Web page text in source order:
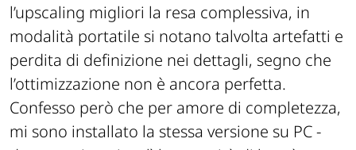
l’upscaling migliori la resa complessiva, in
modalità portatile si notano talvolta artefatti e
perdita di definizione nei dettagli, segno che
l’ottimizzazione non è ancora perfetta.
Confesso però che per amore di completezza,
mi sono installato la stessa versione su PC -